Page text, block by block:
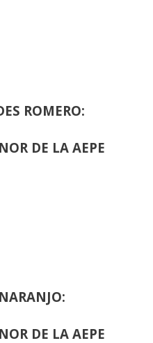
ROMERO:
DE LA AEPE
DE LA AEPE